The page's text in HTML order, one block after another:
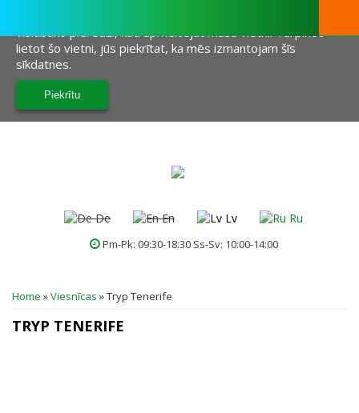
vislabāko pieredzi, kad apmeklējat mūsu vietni. Turpinot
lietot šo vietni, jūs piekrītat, ka mēs izmantojam šīs
sīkdatnes.
De En Lv Ru
Pm-Pk: 09:30-18:30 Ss-Sv: 10:00-14:00
JŪS ATRODATIES ŠEIT
Home »Viesnīcas »Tryp Tenerife
TRYP TENERIFE